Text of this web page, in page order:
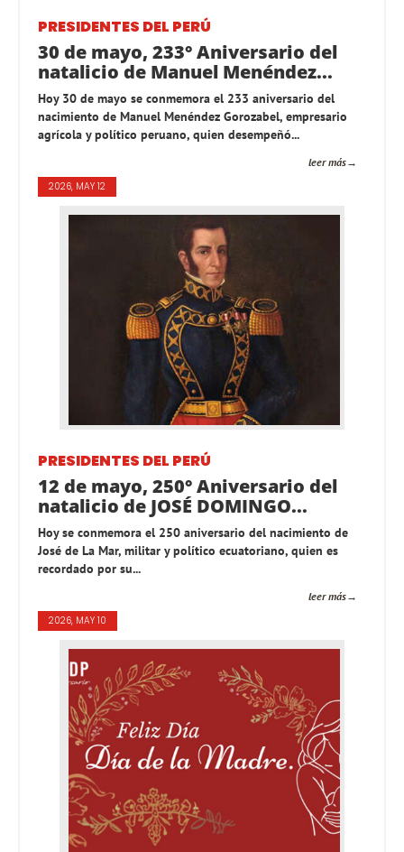
PRESIDENTES DEL PERÚ
30 de mayo, 233° Aniversario del
natalicio de Manuel Menéndez...
Hoy 30 de mayo se conmemora el 233 aniversario del
nacimiento de Manuel Menéndez Gorozabel, empresario
agrícola y político peruano, quien desempeñó...
leer más
2026, MAY 12
PRESIDENTES DEL PERÚ
12 de mayo, 250° Aniversario del
natalicio de JOSÉ DOMINGO...
Hoy se conmemora el 250 aniversario del nacimiento de
José de La Mar, militar y político ecuatoriano, quien es
recordado por su...
leer más
2026, MAY 10